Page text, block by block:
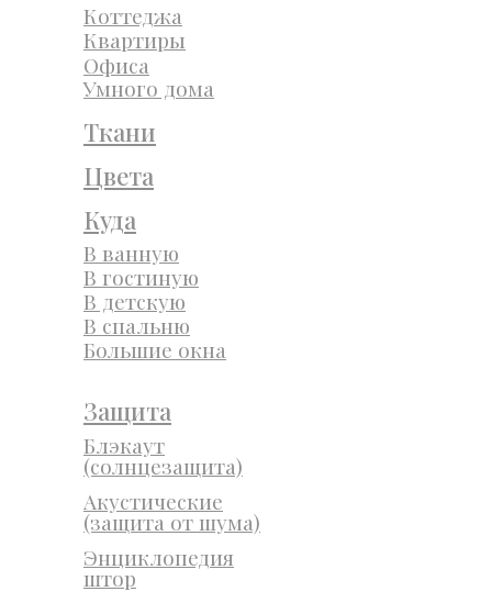
Куда
В ванную
В гостиную
В детскую
В спальню
Коттеджа
Квартиры
Офиса
Умного дома
Защита
Блэкаут
(солнцезащита)
Акустические
(защита от шума)
Энциклопедия
штор
Большие окна
Ткани
Цвета